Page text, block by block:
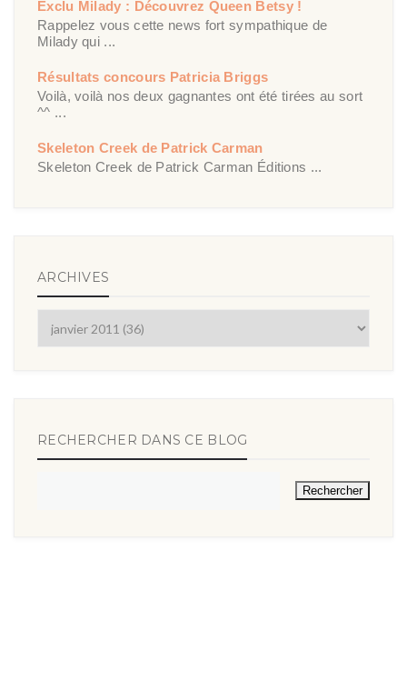
Exclu Milady : Découvrez Queen Betsy !
Rappelez vous cette news fort sympathique de
Milady qui ...
Résultats concours Patricia Briggs
Voilà, voilà nos deux gagnantes ont été tirées au sort
^^ ...
Skeleton Creek de Patrick Carman
Skeleton Creek de Patrick Carman Éditions ...
ARCHIVES
RECHERCHER DANS CE BLOG